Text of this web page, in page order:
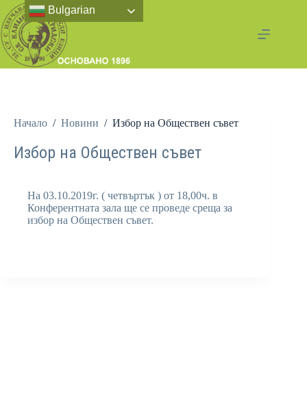
Начало / Новини / Избор на Обществен съвет
Избор на Обществен съвет
На 03.10.2019г. ( четвъртък ) от 18,00ч. в
Конферентната зала ще се проведе среща за
избор на Обществен съвет.
Bulgarian